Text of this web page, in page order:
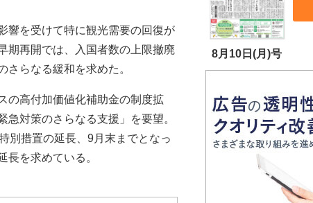
響を受けて特に観光需要の回復が
期再開では、入国者数の上限撤廃
らなる緩和を求めた。
の高付加価値化補助金の制度拡
対策のさらなる支援」を要望。
別措置の延長、9月末までとなっ
長を求めている。
8月10日(月)号